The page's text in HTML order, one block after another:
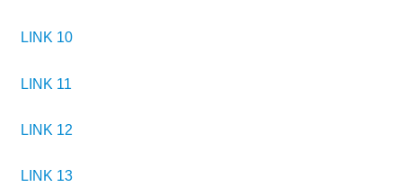
LINK 10
LINK 11
LINK 12
LINK 13